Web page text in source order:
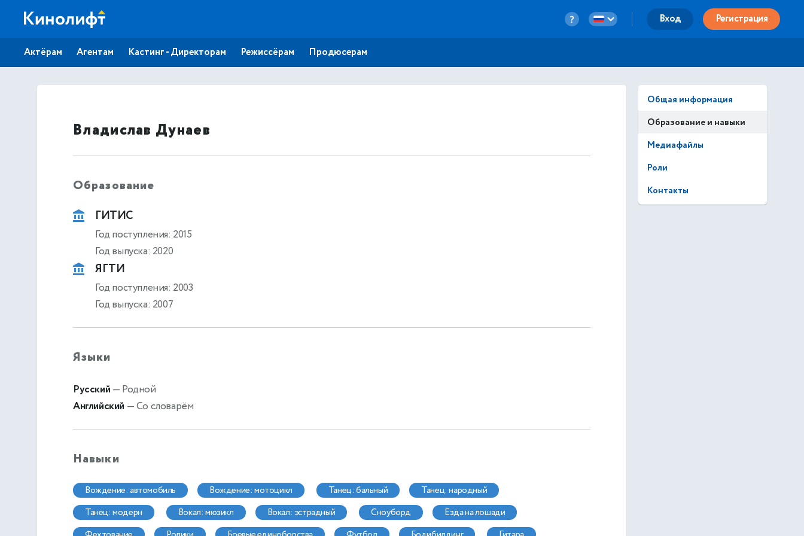
Вход Регистрация
Актёрам Агентам Кастинг - Директорам Режиссёрам Продюсерам
Владислав Дунаев
Образование
ГИТИС
Год поступления: 2015
Год выпуска: 2020
ЯГТИ
Год поступления: 2003
Год выпуска: 2007
Языки
Русский — Родной
Английский — Со словарём
Навыки
вождение: автомобиль вождение: мотоцикл танец: бальный
танец: народный
танец: модерн
вокал: мюзикл вокал: эстрадный сноуборд
езда на лошади
Общая информация
Образование и навыки
Медиафайлы
Роли
Контакты